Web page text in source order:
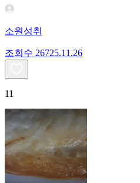
소원성취
조회수 26725.11.26
11